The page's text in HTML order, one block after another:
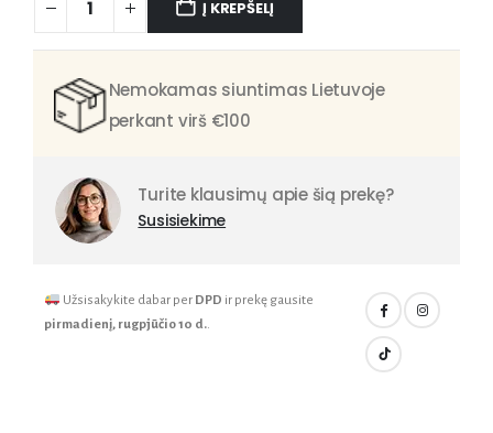
Į KREPŠELĮ
Nemokamas siuntimas Lietuvoje
perkant virš €100
Turite klausimų apie šią prekę?
Susisiekime
Užsisakykite dabar per DPD ir prekę gausite
pirmadienį, rugpjūčio 10 d.